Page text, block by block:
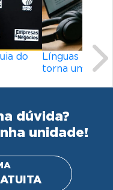
o que
dúvida?
unidade!